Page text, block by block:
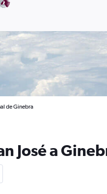
de Ginebra
José a